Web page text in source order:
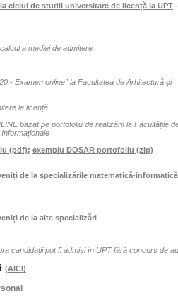
ciclul de studii universitare de licență la UPT -
a mediei de admitere
- Examen online” la Facultatea de Arhitectură și
la licență
bazat pe portofoliu de realizări! la Facultățile
(pdf); exemplu DOSAR portofoliu (zip)
de la specializările matematică-
de la alte specializări
candidații pot fi admiși în UPT fără concurs de
(AICI)